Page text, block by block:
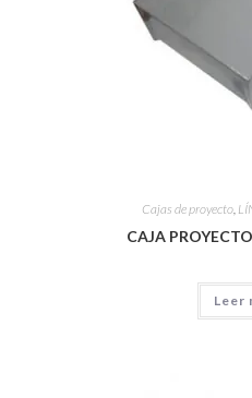
Cajas de proyecto,
CAJA
Leer